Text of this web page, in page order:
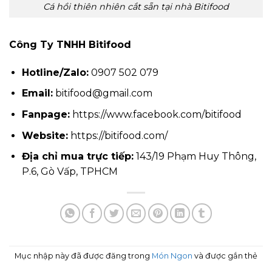
Cá hồi thiên nhiên cắt sẵn tại nhà Bitifood
Công Ty TNHH Bitifood
Hotline/Zalo:0907 502 079
Email:bitifood@gmail.com
Fanpage:https://www.facebook.com/bitifood
Website:https://bitifood.com/
Địa chỉ mua trực tiếp:143/19 Phạm Huy Thông,
P.6, Gò Vấp, TPHCM
Mục nhập này đã được đăng trong Món Ngon và được gắn thẻ